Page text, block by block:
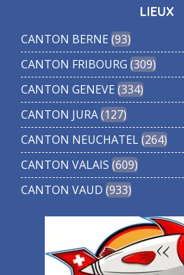
LIEUX
CANTON BERNE 93
CANTON FRIBOURG 309
CANTON GENEVE 334
CANTON JURA 127
CANTON NEUCHATEL 264
CANTON VALAIS 609
CANTON VAUD 933